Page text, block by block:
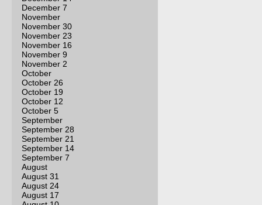
December 7
November
November 30
November 23
November 16
November 9
November 2
October
October 26
October 19
October 12
October 5
September
September 28
September 21
September 14
September 7
August
August 31
August 24
August 17